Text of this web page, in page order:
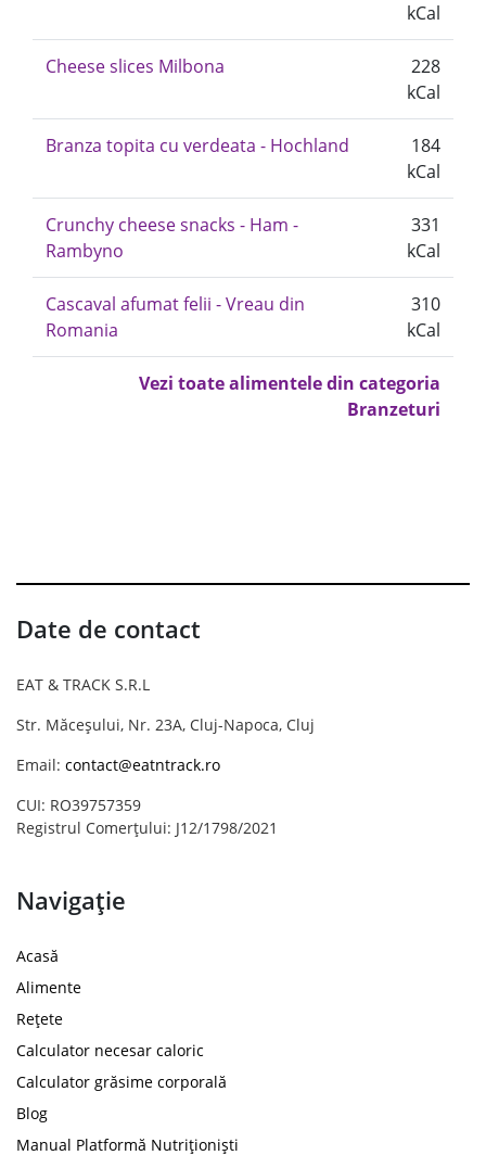
kCal
Cheese slices Milbona
228
kCal
Branza topita cu verdeata - Hochland
184
kCal
Crunchy cheese snacks - Ham -
Rambyno
331
kCal
Cascaval afumat felii - Vreau din
Romania
310
kCal
Vezi toate alimentele din categoria
Branzeturi
Date de contact
EAT & TRACK S.R.L
Str. Măceșului, Nr. 23A, Cluj-Napoca, Cluj
Email: contact@eatntrack.ro
CUI: RO39757359
Registrul Comerțului: J12/1798/2021
Navigație
Acasă
Alimente
Rețete
Calculator necesar caloric
Calculator grăsime corporală
Blog
Manual Platformă Nutriționiști